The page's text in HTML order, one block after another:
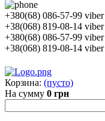
+380(68) 086-57-99 viber
+38(068) 819-08-14 viber
+380(68) 086-57-99 viber
+38(068) 819-08-14 viber
Корзина: (пусто)
На сумму 0 грн